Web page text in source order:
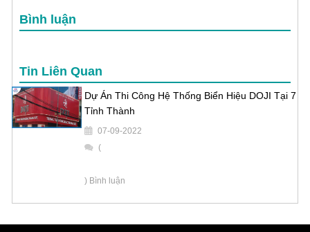
Bình luận
Tin Liên Quan
Dự Án Thi Công Hệ Thống Biển Hiệu DOJI Tại 7
Tỉnh Thành
07-09-2022
(
) Bình luận